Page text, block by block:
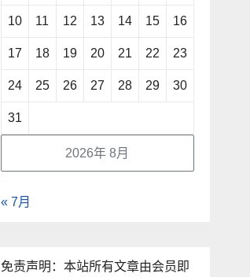
2026年 8月
10 11 12 13 14 15 16
17 18 19 20 21 22 23
24 25 26 27 28 29 30
31
« 7月
免责声明：本站所有文章由会员即